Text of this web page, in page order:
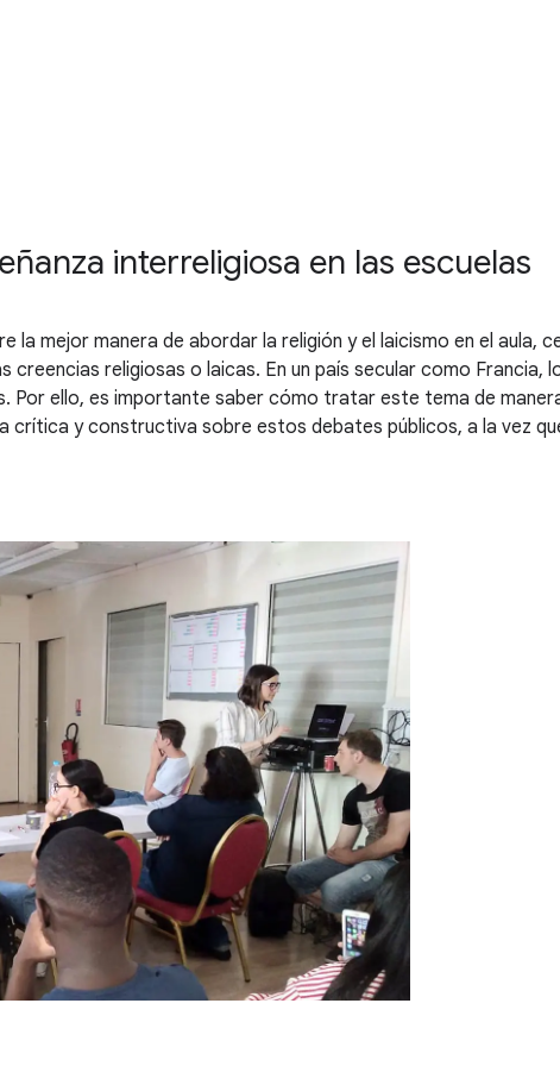
interreligiosa en las escuelas
la mejor manera de abordar la religión y el laicismo en el aula,
creencias religiosas o laicas. En un país secular como Francia,
Por ello, es importante saber cómo tratar este tema de
crítica y constructiva sobre estos debates públicos, a la vez